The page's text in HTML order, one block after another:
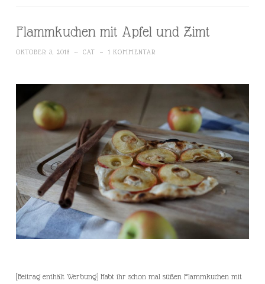
Flammkuchen mit Apfel und Zimt
OKTOBER 3, 2018 ~ CAT ~ 1 KOMMENTAR
[Beitrag enthält Werbung] Habt ihr schon mal süßen Flammkuchen mit